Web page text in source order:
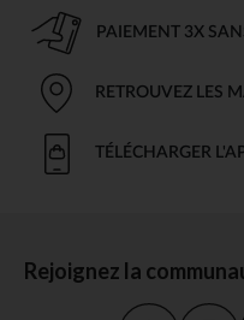
PAIEMENT 3X
RETROUVEZ LES
TÉLÉCHARGER
Rejoignez la